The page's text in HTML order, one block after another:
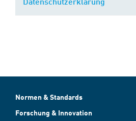
Normen & Standards
Forschung & Innovation